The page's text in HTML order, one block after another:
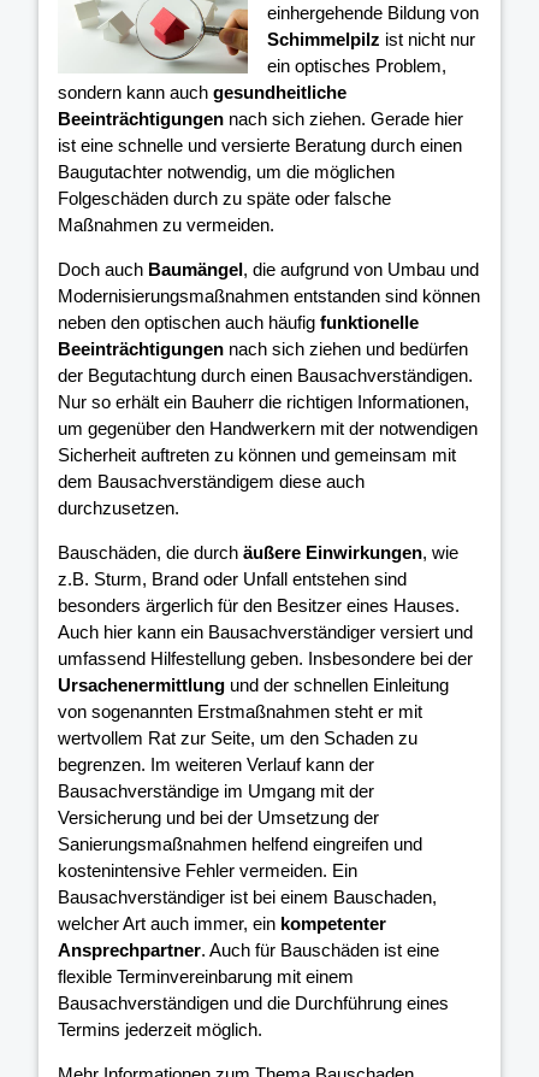
einhergehende Bildung von
Schimmelpilz ist nicht nur
ein optisches Problem,
sondern kann auch gesundheitliche
Beeinträchtigungen nach sich ziehen. Gerade hier
ist eine schnelle und versierte Beratung durch einen
Baugutachter notwendig, um die möglichen
Folgeschäden durch zu späte oder falsche
Maßnahmen zu vermeiden.
Doch auch Baumängel, die aufgrund von Umbau und
Modernisierungsmaßnahmen entstanden sind können
neben den optischen auch häufig funktionelle
Beeinträchtigungen nach sich ziehen und bedürfen
der Begutachtung durch einen Bausachverständigen.
Nur so erhält ein Bauherr die richtigen Informationen,
um gegenüber den Handwerkern mit der notwendigen
Sicherheit auftreten zu können und gemeinsam mit
dem Bausachverständigem diese auch
durchzusetzen.
Bauschäden, die durch äußere Einwirkungen, wie
z.B. Sturm, Brand oder Unfall entstehen sind
besonders ärgerlich für den Besitzer eines Hauses.
Auch hier kann ein Bausachverständiger versiert und
umfassend Hilfestellung geben. Insbesondere bei der
Ursachenermittlung und der schnellen Einleitung
von sogenannten Erstmaßnahmen steht er mit
wertvollem Rat zur Seite, um den Schaden zu
begrenzen. Im weiteren Verlauf kann der
Bausachverständige im Umgang mit der
Versicherung und bei der Umsetzung der
Sanierungsmaßnahmen helfend eingreifen und
kostenintensive Fehler vermeiden. Ein
Bausachverständiger ist bei einem Bauschaden,
welcher Art auch immer, ein kompetenter
Ansprechpartner. Auch für Bauschäden ist eine
flexible Terminvereinbarung mit einem
Bausachverständigen und die Durchführung eines
Termins jederzeit möglich.